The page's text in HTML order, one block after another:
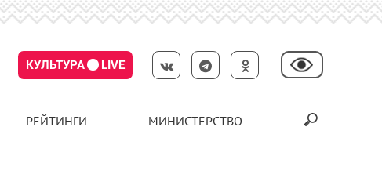
КУЛЬТУРА LIVE
РЕЙТИНГИ МИНИСТЕРСТВО